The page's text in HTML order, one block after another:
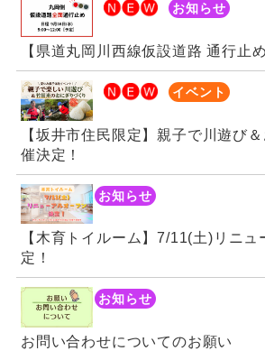
お知らせ
【県道丸岡川西線仮設道路 通行止
イベント
【坂井市住民限定】親子で川遊び
催決定！
お知らせ
【木育トイルーム】7/11(土)リニ
定！
お知らせ
お問い合わせについてのお願い